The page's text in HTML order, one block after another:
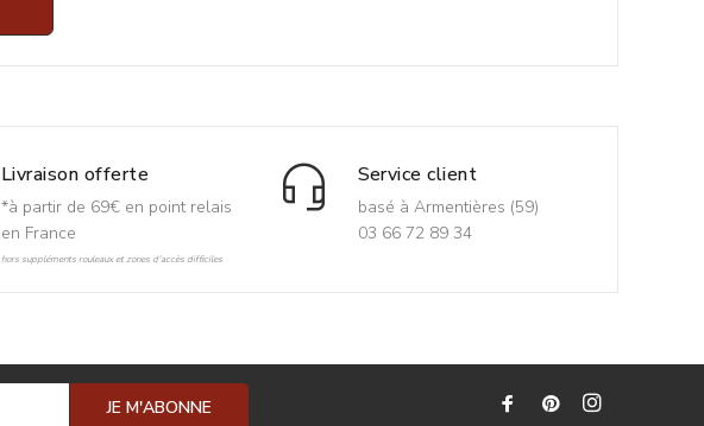
Livraison offerte
*à partir de 69€ en point relais
en France
hors suppléments rouleaux et zones d'accès difficiles
Service client
basé à Armentières (59)
03 66 72 89 34
JE M'ABONNE